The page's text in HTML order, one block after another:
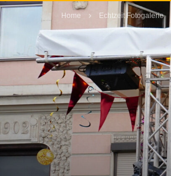
Home Echtzeit Fotogalerie